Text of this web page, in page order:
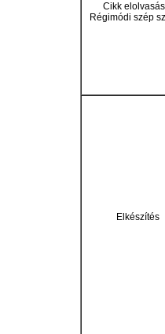
Cikk
Régimódi szép
Elkészítés